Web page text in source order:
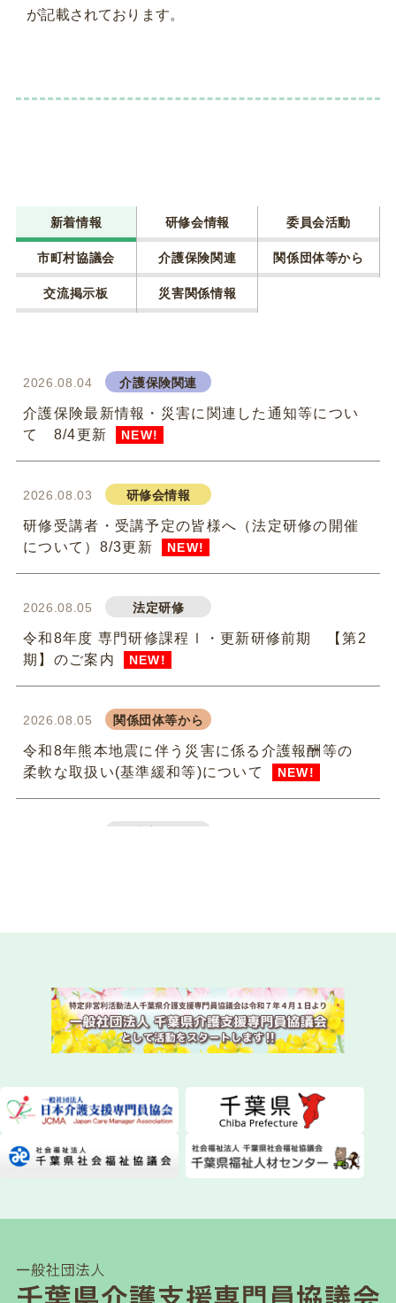
が記載されております。
新着情報 研修会情報 委員会活動
市町村協議会 介護保険関連 関係団体等から
交流掲示板 災害関係情報
2026.08.04 介護保険関連
介護保険最新情報・災害に関連した通知等につい
て 8/4更新
NEW!
2026.08.03 研修会情報
研修受講者・受講予定の皆様へ（法定研修の開催
について）8/3更新
NEW!
2026.08.05 法定研修
令和8年度 専門研修課程Ⅰ・更新研修前期 【第2
期】のご案内
NEW!
2026.08.05 関係団体等から
令和8年熊本地震に伴う災害に係る介護報酬等の
柔軟な取扱い(基準緩和等)について
NEW!
NEW!
2026.07.28 委員会活動
ちばケアマネ通信【2026年夏号】を発送しまし
た！
2026.07.28 一般研修
2026.07.21
千葉県「カスハラ相談センター」に居宅介護支援